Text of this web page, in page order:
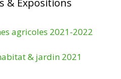
agricoles 2021-2022
& jardin 2021